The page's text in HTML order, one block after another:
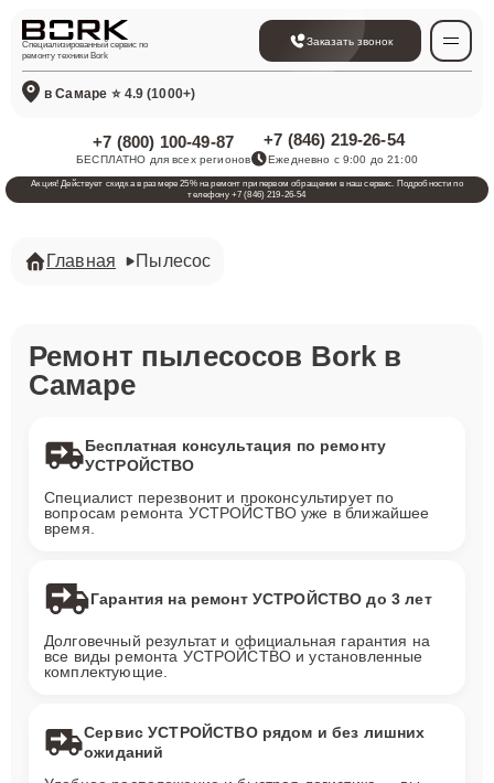
Специализированный сервис по
ремонту техники Bork
Заказать звонок
в Самаре ⭐ 4.9 (1000+)
+7 (800) 100-49-87
БЕСПЛАТНО для всех регионов
+7 (846) 219-26-54
Ежедневно с 9:00 до 21:00
Акция! Действует скидка в размере 25% на ремонт при первом обращении в наш сервис. Подробности по
телефону +7 (846) 219-26-54
Главная Пылесос
Ремонт пылесосов Bork в
Самаре
Бесплатная консультация по ремонту
УСТРОЙСТВО
Специалист перезвонит и проконсультирует по
вопросам ремонта УСТРОЙСТВО уже в ближайшее
время.
Гарантия на ремонт УСТРОЙСТВО до 3 лет
Долговечный результат и официальная гарантия на
все виды ремонта УСТРОЙСТВО и установленные
комплектующие.
Сервис УСТРОЙСТВО рядом и без лишних
ожиданий